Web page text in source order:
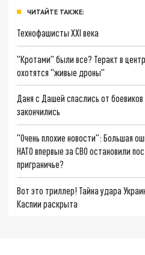
ЧИТАЙТЕ ТАКЖЕ:
Технофашисты XXI века
"Кротами" были все? Теракт в
охотятся "живые дроны"
Даня с Дашей спаслись от
закончились
"Очень плохие новости": Большая
НАТО впервые за СВО остановили
приграничье?
Вот это триллер! Тайна удара
Каспии раскрыта